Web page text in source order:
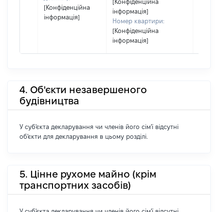
[Конфіденційна
інформація]
[Конфіденційна
інформація]
Номер квартири:
[Конфіденційна
інформація]
4. Об'єкти незавершеного
будівництва
У суб'єкта декларування чи членів його сім'ї відсутні
об'єкти для декларування в цьому розділі.
5. Цінне рухоме майно (крім
транспортних засобів)